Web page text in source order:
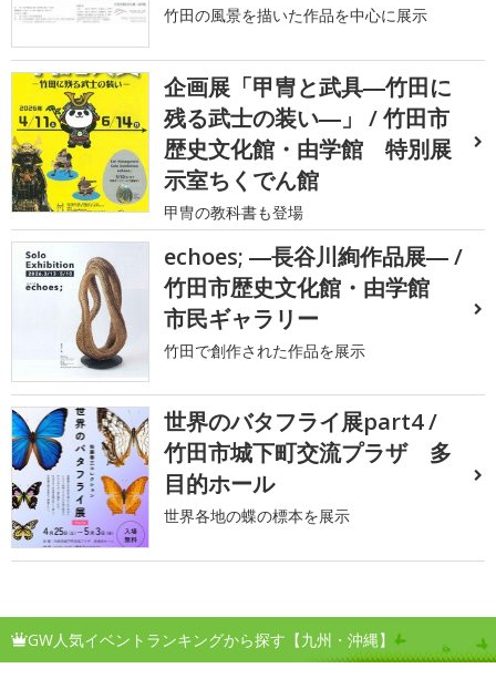
竹田の風景を描いた作品を中心に展示
企画展「甲冑と武具―竹田に
残る武士の装い―」 / 竹田市
歴史文化館・由学館 特別展
示室ちくでん館
甲冑の教科書も登場
echoes; ―長谷川絢作品展― /
竹田市歴史文化館・由学館
市民ギャラリー
竹田で創作された作品を展示
世界のバタフライ展part4 /
竹田市城下町交流プラザ 多
目的ホール
世界各地の蝶の標本を展示
GW人気イベントランキングから探す【九州・沖縄】